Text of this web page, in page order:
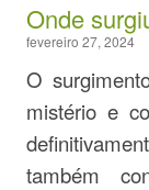
Onde
fevereiro 27, 2024
O
mistério e
também